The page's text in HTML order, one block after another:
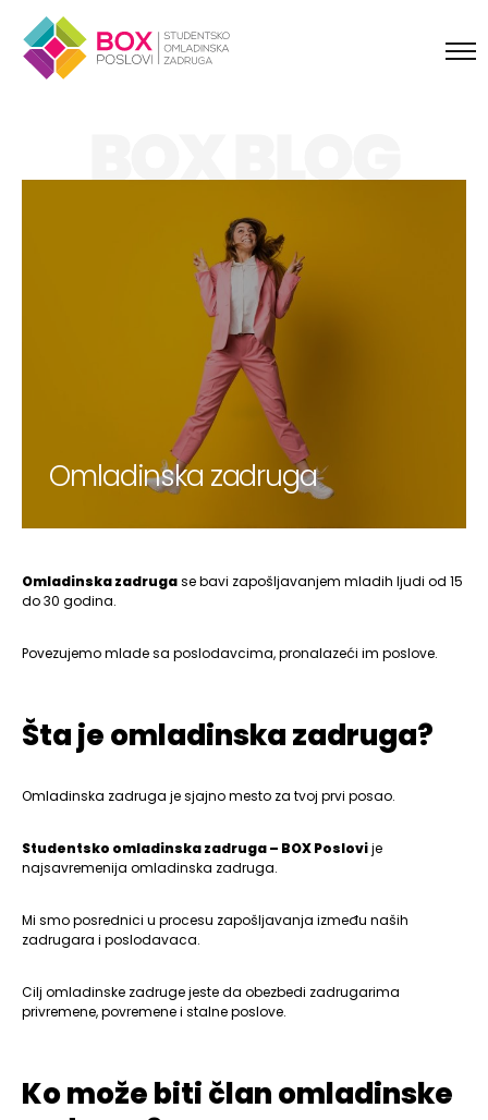
BOX BLOG
Omladinska zadruga
Omladinska zadrugase bavi zapošljavanjem mladih ljudi od 15
do 30 godina.
Povezujemo mlade sa poslodavcima, pronalazeći im poslove.
Šta je omladinska zadruga?
Omladinska zadruga je sjajno mesto za tvoj prvi posao.
Studentsko omladinska zadruga – BOX Poslovije
najsavremenija omladinska zadruga.
Mi smo posrednici u procesu zapošljavanja između naših
zadrugara i poslodavaca.
Cilj omladinske zadruge jeste da obezbedi zadrugarima
privremene, povremene i stalne poslove.
Ko može biti član omladinske